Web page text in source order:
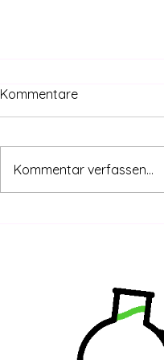
Kommentare
Kommentar verfassen...